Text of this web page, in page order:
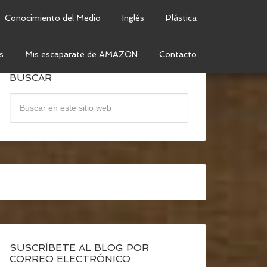
Conocimiento del Medio Inglés Plástica
Mis escaparate de AMAZON Contacto
BUSCAR
SUSCRÍBETE AL BLOG POR
CORREO ELECTRÓNICO